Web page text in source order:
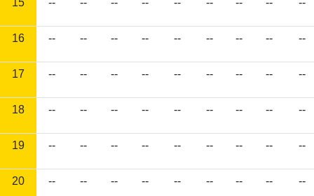
15 -- -- -- -- -- -- -- -- --
16 -- -- -- -- -- -- -- -- --
17 -- -- -- -- -- -- -- -- --
18 -- -- -- -- -- -- -- -- --
19 -- -- -- -- -- -- -- -- --
20 -- -- -- -- -- -- -- -- --